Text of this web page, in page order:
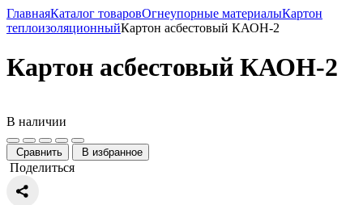
ГлавнаяКаталог товаровОгнеупорные материалыКартон
теплоизоляционныйКартон асбестовый КАОН-2
Картон асбестовый КАОН-2
В наличии
Сравнить В избранное
Поделиться